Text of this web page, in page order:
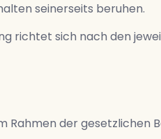
seinerseits beruhen.
richtet sich nach den
der gesetzlichen